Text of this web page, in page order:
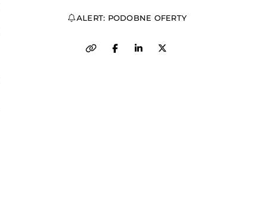
ALERT: PODOBNE OFERTY